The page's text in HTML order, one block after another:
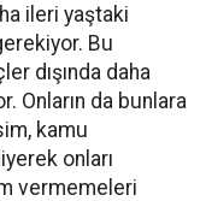
ileri yaştaki
Bu
dışında daha
Onların da bunlara
kamu
onları
vermemeleri